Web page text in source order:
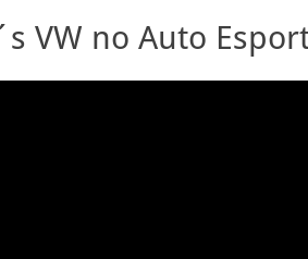
VW no Auto